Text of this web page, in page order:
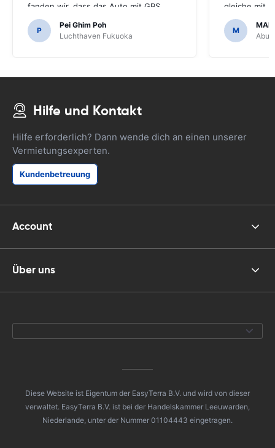
fanden wir, dass das Auto mit GPS
kam.Es wäre schrecklich gewesen,
wenn wir beschlossen hätten, ein GPS
zu kaufen, da es notwendig war,
P
Pei Ghim Poh
Luchthaven Fukuoka
gleiche mit
M
Abu
Hilfe und Kontakt
Hilfe erforderlich? Dann wende dich an einen unserer
Vermietungsexperten.
Kundenbetreuung
Account
Über uns
Diese Website ist Eigentum der EasyTerra B.V. und wird von dieser
verwaltet. EasyTerra B.V. ist bei der Handelskammer Leeuwarden,
Niederlande, unter der Nummer 01104443 eingetragen.